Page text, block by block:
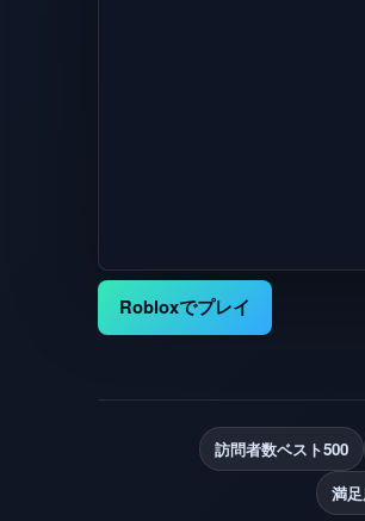
Robloxでプレイ
訪問者数ベスト500
満